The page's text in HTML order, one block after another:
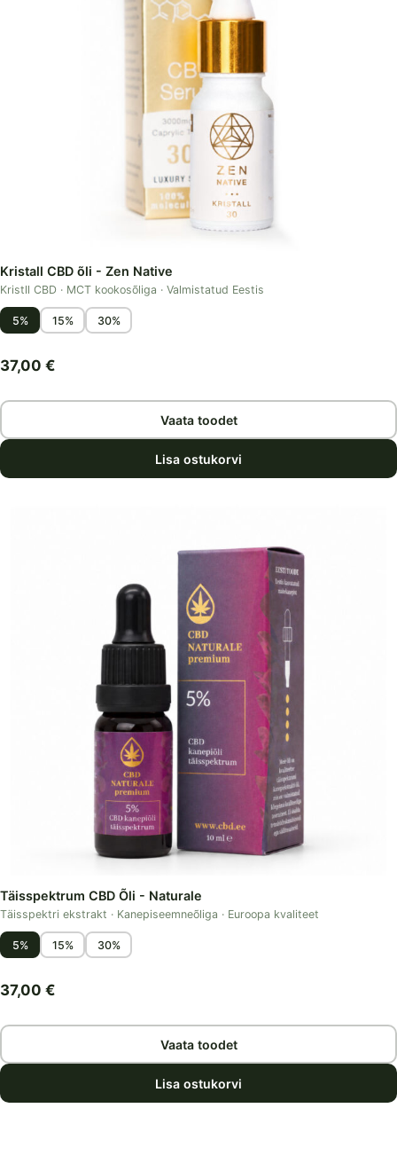
Kristall CBD õli - Zen Native
Kristll CBD · MCT kookosõliga · Valmistatud Eestis
5% 15% 30%
37,00 €
Vaata toodet
Lisa ostukorvi
Täisspektrum CBD Õli - Naturale
Täisspektri ekstrakt · Kanepiseemneõliga · Euroopa kvaliteet
5% 15% 30%
37,00 €
Vaata toodet
Lisa ostukorvi